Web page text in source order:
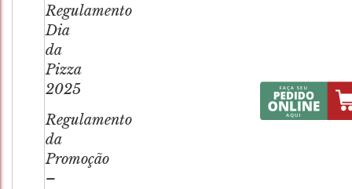
Regulamento
Dia
da
Pizza
2025
Regulamento
da
Promoção
–